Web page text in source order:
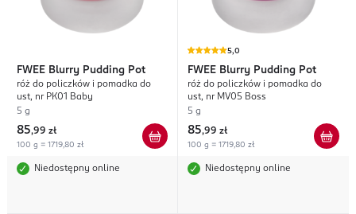
FWEE Blurry Pudding Pot
róż do policzków i pomadka do
ust, nr PK01 Baby
5 g
85,99 zł
100 g = 1719,80 zł
Niedostępny online
5,0
FWEE Blurry Pudding Pot
róż do policzków i pomadka do
ust, nr MV05 Boss
5 g
85,99 zł
100 g = 1719,80 zł
Niedostępny online